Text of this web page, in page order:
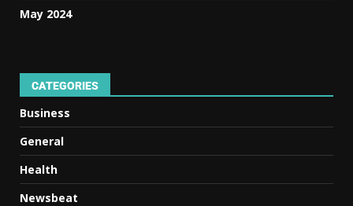
May 2024
CATEGORIES
Business
General
Health
Newsbeat